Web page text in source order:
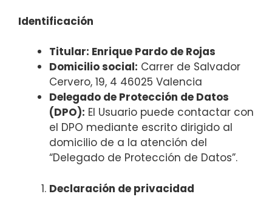
Identificación
Titular: Enrique Pardo de Rojas
Domicilio social: Carrer de Salvador
Cervero, 19, 4 46025 Valencia
Delegado de Protección de Datos
(DPO): El Usuario puede contactar con
el DPO mediante escrito dirigido al
domicilio de a la atención del
“Delegado de Protección de Datos”.
Declaración de privacidad